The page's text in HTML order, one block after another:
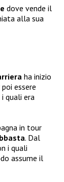
dove vende il
alla sua
ha inizio
essere
quali era
in tour
. Dal
i quali
assume il